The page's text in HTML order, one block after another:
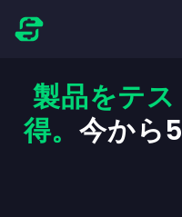
製品をテ
得。今から